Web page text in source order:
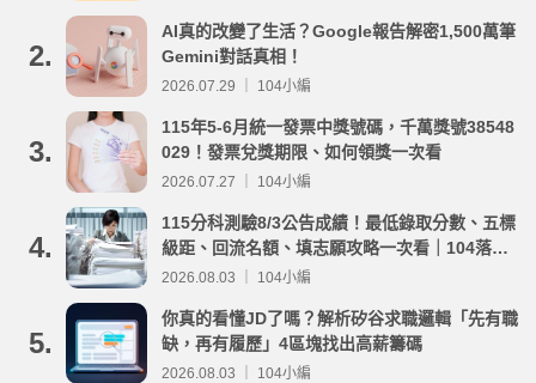
2.
AI真的改變了生活？Google報告解密1,500萬筆
Gemini對話真相！
2026.07.29 ｜ 104小編
3.
115年5-6月統一發票中獎號碼，千萬獎號38548
029！發票兌獎期限、如何領獎一次看
2026.07.27 ｜ 104小編
4.
115分科測驗8/3公告成績！最低錄取分數、五標
級距、回流名額、填志願攻略一次看｜104落點
分析
2026.08.03 ｜ 104小編
5.
你真的看懂JD了嗎？解析矽谷求職邏輯「先有職
缺，再有履歷」4區塊找出高薪籌碼
2026.08.03 ｜ 104小編